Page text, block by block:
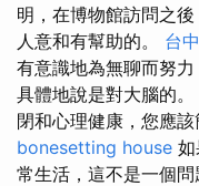
明，在博物館訪問之
人意和有幫助的。 台
有意識地為無聊而努
具體地說是對大腦的。
閉和心理健康，您應該
bonesetting house
常生活，這不是一個問